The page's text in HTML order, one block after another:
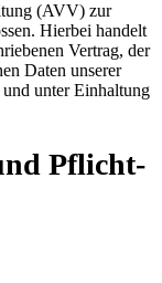
(AVV) zur
Hierbei handelt
Vertrag, der
Daten unserer
und unter Einhaltung
Pflicht­